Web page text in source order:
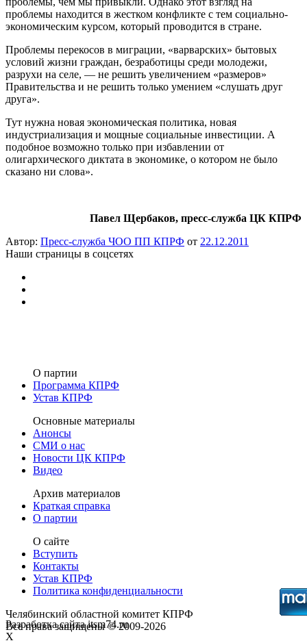
проблемы находится в жестком конфликте с тем социально-
экономическим курсом, который проводится в стране.
Проблемы перекосов в миграции, «варварских» бытовых
условий жизни граждан, безработицы среди молодежи,
разрухи на селе, — не решить увеличением «размеров»
Правительства и не решить только умением «слушать друг
друга».
Тут нужна новая экономическая политика, новая
индустриализация и мощные социальные инвестиции. А
подобное возможно только при избавлении от
олигархического диктата в экономике, о котором не было
сказано ни слова».
Павел Щербаков, пресс-служба ЦК КПРФ
Автор: Пресс-служба ЧОО ПП КПРФ от 22.12.2011
Наши страницы в соцсетях
О партии
Программа КПРФ
Устав КПРФ
Основные материалы
Анонсы
СМИ о нас
Новости ЦК КПРФ
Видео
Архив материалов
Краткая справка
О партии
О сайте
Вступить
Контакты
Устав КПРФ
Политика конфиденциальности
Челябинский областной комитет КПРФ
Все права защищены © 2009-2026
Разработка сайта itsm74.ru
X